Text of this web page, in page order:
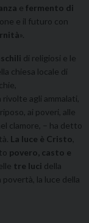
e fermento di
e il futuro con
».
di religiosi e le
chiesa locale di
agli ammalati,
ai poveri, alle
clamore, – ha detto
La luce è Cristo
povero, casto e
tre luci della
la luce della